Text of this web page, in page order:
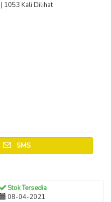
| 1053 Kali Dilihat
SMS
Stok Tersedia
08-04-2021